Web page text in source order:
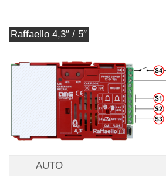
Raffaello 4,3″ / 5″
AUTO